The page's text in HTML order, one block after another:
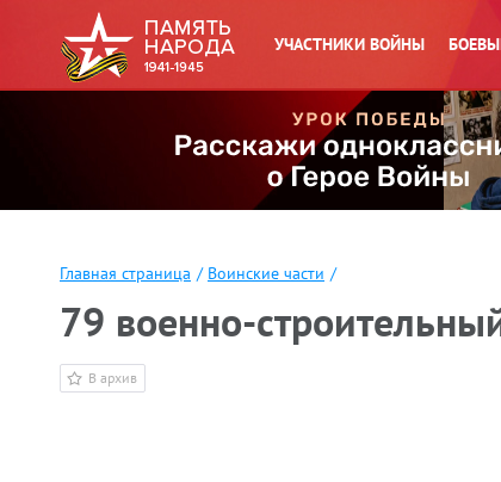
УЧАСТНИКИ ВОЙНЫ
Главная страница / Воинские части /
79 военно-
В архив